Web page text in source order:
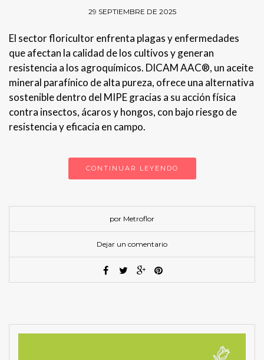
29 SEPTIEMBRE DE 2025
El sector floricultor enfrenta plagas y enfermedades
que afectan la calidad de los cultivos y generan
resistencia a los agroquímicos. DICAM AAC®, un aceite
mineral parafínico de alta pureza, ofrece una alternativa
sostenible dentro del MIPE gracias a su acción física
contra insectos, ácaros y hongos, con bajo riesgo de
resistencia y eficacia en campo.
CONTINUAR LEYENDO
por Metroflor
Dejar un comentario